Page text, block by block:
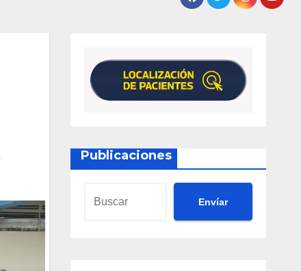
Publicaciones
Envíar